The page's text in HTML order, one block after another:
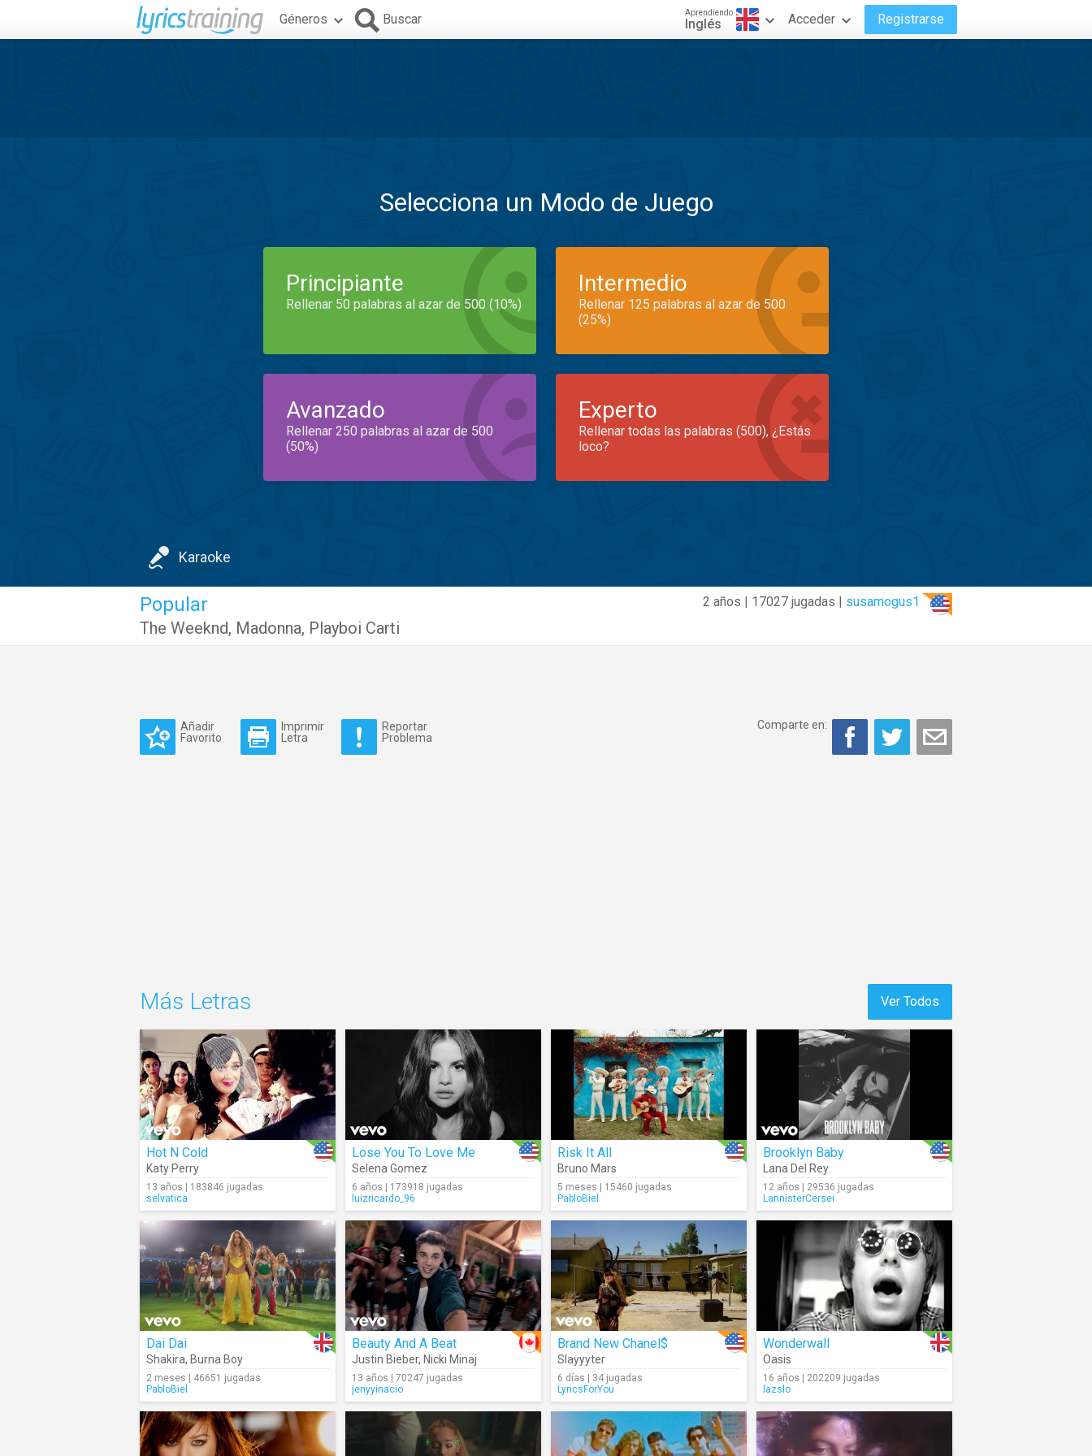
Géneros Buscar Aprendiendo
Inglés Acceder Registrarse
Selecciona un Modo de Juego
Principiante
Rellenar 50 palabras al azar de 500 (10%)
Intermedio
Rellenar 125 palabras al azar de 500
(25%)
Avanzado
Rellenar 250 palabras al azar de 500
(50%)
Experto
Rellenar todas las palabras (500), ¿Estás
loco?
Karaoke
2 años | 17027 jugadas | susamogus1
Popular
The Weeknd, Madonna, Playboi Carti
Añadir
Favorito
Imprimir
Letra
Reportar
Problema
Comparte en:
Ver Todos
Más Letras
Hot N Cold
Katy Perry
13 años | 183846 jugadas
selvatica
Lose You To Love Me
Selena Gomez
6 años | 173918 jugadas
luizricardo_96
Risk It All
Bruno Mars
5 meses | 15460 jugadas
PabloBiel
Brooklyn Baby
Lana Del Rey
12 años | 29536 jugadas
LannisterCersei
Dai Dai
Shakira, Burna Boy
2 meses | 46651 jugadas
PabloBiel
Beauty And A Beat
Justin Bieber, Nicki Minaj
13 años | 70247 jugadas
jenyyinacio
Brand New Chanel$
Slayyyter
6 días | 34 jugadas
LyricsForYou
Wonderwall
Oasis
16 años | 202209 jugadas
lazslo